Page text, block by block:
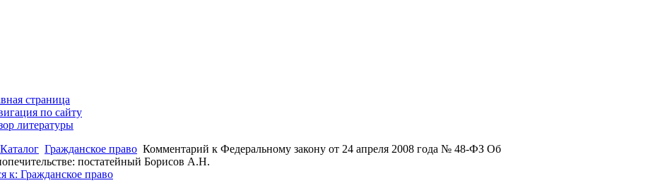
страница
по сайту
литературы
Каталог Гражданское право Комментарий к Федеральному закону от 24 апреля 2008 года № 48-ФЗ Об
постатейный Борисов А.Н.
к: Гражданское право